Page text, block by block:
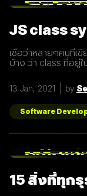
JS class
เชื่อว่าหลายๆคนที่เ
บ้าง ว่า class ที่อยู่ใ
กว่า class เปรียบเ
สามารถนำไปสร้าง
พิมพ์เขียว( class )
13 Jan, 2021 by
Software
15 สิ่งที่ทุก